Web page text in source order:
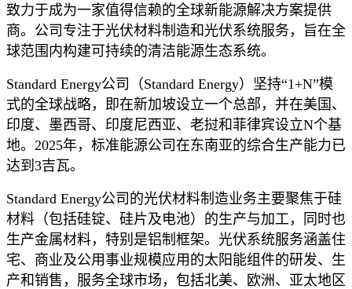
致力于成为一家值得信赖的全球新能源解决方案提供
商。公司专注于光伏材料制造和光伏系统服务，旨在全
球范围内构建可持续的清洁能源生态系统。
Standard Energy公司（Standard Energy）坚持“1+N”模
式的全球战略，即在新加坡设立一个总部，并在美国、
印度、墨西哥、印度尼西亚、老挝和菲律宾设立N个基
地。2025年，标准能源公司在东南亚的综合生产能力已
达到3吉瓦。
Standard Energy公司的光伏材料制造业务主要聚焦于硅
材料（包括硅锭、硅片及电池）的生产与加工，同时也
生产金属材料，特别是铝制框架。光伏系统服务涵盖住
宅、商业及公用事业规模应用的太阳能组件的研发、生
产和销售，服务全球市场，包括北美、欧洲、亚太地区